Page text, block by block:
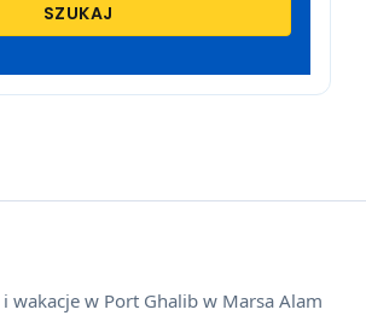
SZUKAJ
i wakacje w Port Ghalib w Marsa Alam